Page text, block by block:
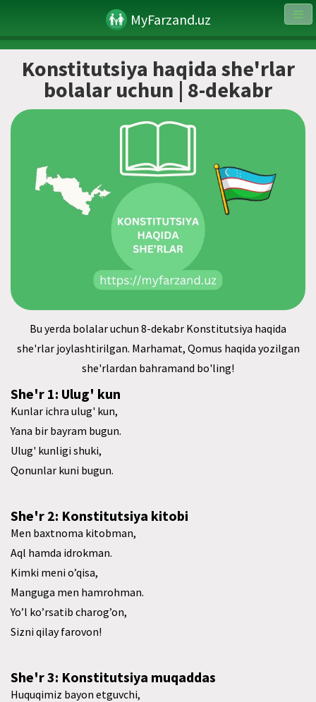
MyFarzand.uz
Konstitutsiya haqida she'rlar
bolalar uchun | 8-dekabr
Bu yerda bolalar uchun 8-dekabr Konstitutsiya haqida
she'rlar joylashtirilgan. Marhamat, Qomus haqida yozilgan
she'rlardan bahramand bo'ling!
She'r 1: Ulug' kun
Kunlar ichra ulug' kun,
Yana bir bayram bugun.
Ulug' kunligi shuki,
Qonunlar kuni bugun.
She'r 2: Konstitutsiya kitobi
Men baxtnoma kitobman,
Aql hamda idrokman.
Kimki meni o’qisa,
Manguga men hamrohman.
Yo’l ko’rsatib charog’on,
Sizni qilay farovon!
She'r 3: Konstitutsiya muqaddas
Huquqimiz bayon etguvchi,